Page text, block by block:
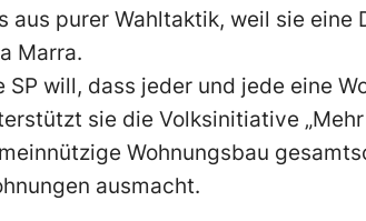
aus purer Wahltaktik, weil sie
Marra.
SP will, dass jeder und jede eine
sie die Volksinitiative
Wohnungsbau
ausmacht.